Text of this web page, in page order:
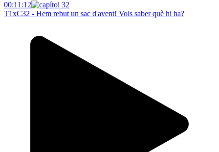
00:11:12
T1xC32 - Hem rebut un sac d'avent! Vols saber què hi ha?